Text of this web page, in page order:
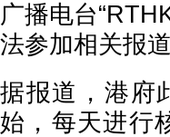
广播电台
法参加相关报道
据报道，港府
始，每天进行